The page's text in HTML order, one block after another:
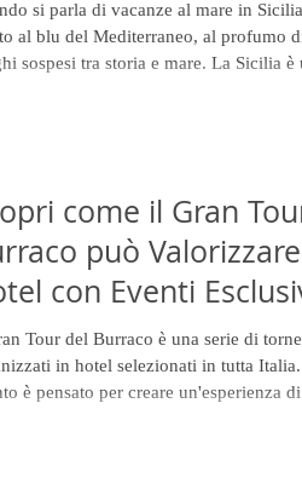
si parla di vacanze al mare in Sicilia
al blu del Mediterraneo, al profumo di
sospesi tra storia e mare. La Sicilia è
come il Gran
può Valorizzare
con Eventi
Tour del Burraco è una serie di
in hotel selezionati in tutta
è pensato per creare un'esperienza di